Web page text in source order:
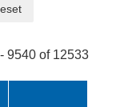
9540 of 12533